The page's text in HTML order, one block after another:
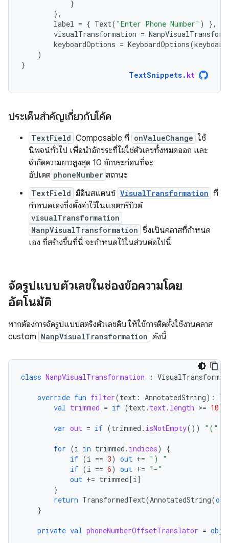
}
},
label = { Text( "Enter Phone Number" )
},
visualTransformation =
keyboardOptions = KeyboardOptions(
)
}
TextSnippets. kt
ประเด็นสำคัญเกี่ยวกับโค้ด
TextField Composable ที่ onValueChange ใช้
นิพจน์ทั่วไป เพื่อนำอักขระที่ไม่ใช่ตัวเลขทั้งหมดออก และ
จำกัดความยาวสูงสุด 10 อักขระก่อนที่จะ
อัปเดต phoneNumber สถานะ
TextField มีอินสแตนซ์ VisualTransformation ที่
กำหนดเองซึ่งตั้งค่าไว้ในแอตทริบิวต์
visualTransformation
NanpVisualTransformation ซึ่งเป็นคลาสที่กำหนด
เอง ที่สร้างขึ้นที่นี่ จะกำหนดไว้ในส่วนต่อไปนี้
จัดรูปแบบตัวเลขในช่องข้อความโดย
อัตโนมัติ
หากต้องการจัดรูปแบบสตริงตัวเลขดิบ ให้ใช้การติดตั้งใช้งานคลาส
custom NanpVisualTransformation ดังนี้
class NanpVisualTransformation :
override fun filter(text : AnnotatedString):
val trimmed = if (text . text . length >= 10)
var out = if (trimmed . isNotEmpty()) "("
for (i in trimmed . indices)
{
if (i == 3) out += ") "
if (i == 6) out += "-"
out += trimmed[i ]
}
return TransformedText(AnnotatedString(out
}
private val phoneNumberOffsetTranslator =